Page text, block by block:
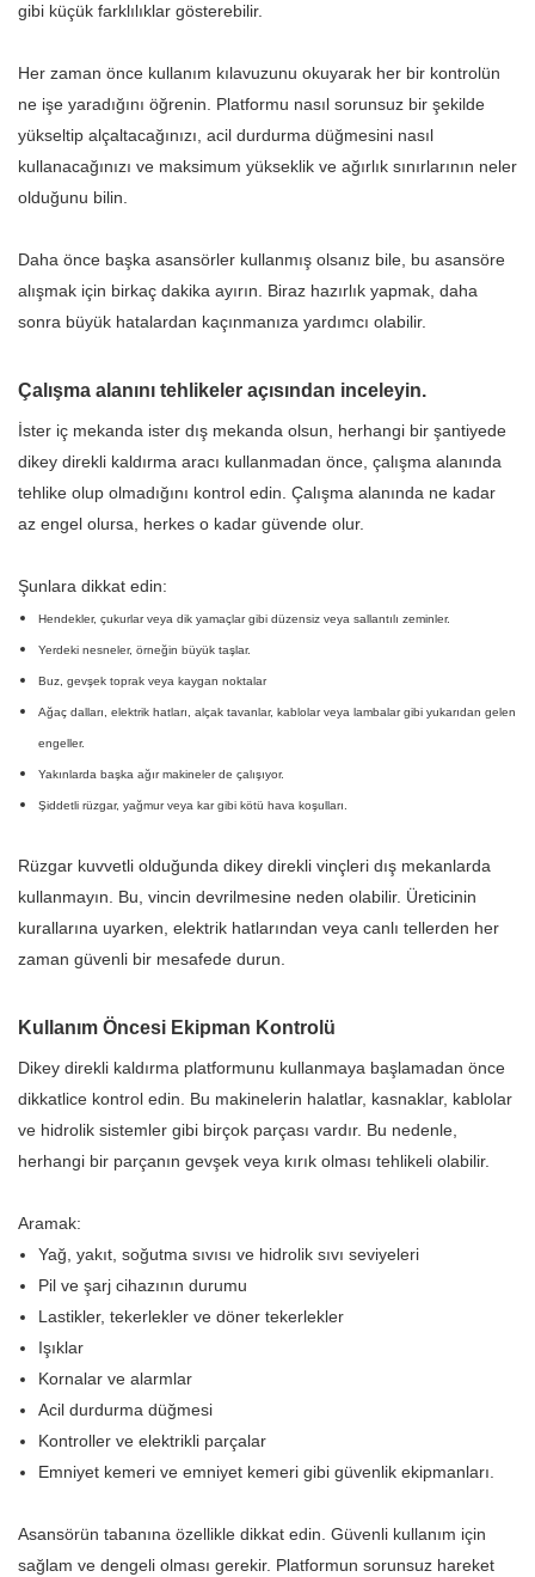
gibi küçük farklılıklar gösterebilir.
Her zaman önce kullanım kılavuzunu okuyarak her bir kontrolün
ne işe yaradığını öğrenin. Platformu nasıl sorunsuz bir şekilde
yükseltip alçaltacağınızı, acil durdurma düğmesini nasıl
kullanacağınızı ve maksimum yükseklik ve ağırlık sınırlarının neler
olduğunu bilin.
Daha önce başka asansörler kullanmış olsanız bile, bu asansöre
alışmak için birkaç dakika ayırın. Biraz hazırlık yapmak, daha
sonra büyük hatalardan kaçınmanıza yardımcı olabilir.
Çalışma alanını tehlikeler açısından inceleyin.
İster iç mekanda ister dış mekanda olsun, herhangi bir şantiyede
dikey direkli kaldırma aracı kullanmadan önce, çalışma alanında
tehlike olup olmadığını kontrol edin. Çalışma alanında ne kadar
az engel olursa, herkes o kadar güvende olur.
Şunlara dikkat edin:
Hendekler, çukurlar veya dik yamaçlar gibi düzensiz veya sallantılı zeminler.
Yerdeki nesneler, örneğin büyük taşlar.
Buz, gevşek toprak veya kaygan noktalar
Ağaç dalları, elektrik hatları, alçak tavanlar, kablolar veya lambalar gibi yukarıdan gelen
engeller.
Yakınlarda başka ağır makineler de çalışıyor.
Şiddetli rüzgar, yağmur veya kar gibi kötü hava koşulları.
Rüzgar kuvvetli olduğunda dikey direkli vinçleri dış mekanlarda
kullanmayın. Bu, vincin devrilmesine neden olabilir. Üreticinin
kurallarına uyarken, elektrik hatlarından veya canlı tellerden her
zaman güvenli bir mesafede durun.
Kullanım Öncesi Ekipman Kontrolü
Dikey direkli kaldırma platformunu kullanmaya başlamadan önce
dikkatlice kontrol edin. Bu makinelerin halatlar, kasnaklar, kablolar
ve hidrolik sistemler gibi birçok parçası vardır. Bu nedenle,
herhangi bir parçanın gevşek veya kırık olması tehlikeli olabilir.
Aramak:
Yağ, yakıt, soğutma sıvısı ve hidrolik sıvı seviyeleri
Pil ve şarj cihazının durumu
Lastikler, tekerlekler ve döner tekerlekler
Işıklar
Kornalar ve alarmlar
Acil durdurma düğmesi
Kontroller ve elektrikli parçalar
Emniyet kemeri ve emniyet kemeri gibi güvenlik ekipmanları.
Asansörün tabanına özellikle dikkat edin. Güvenli kullanım için
sağlam ve dengeli olması gerekir. Platformun sorunsuz hareket